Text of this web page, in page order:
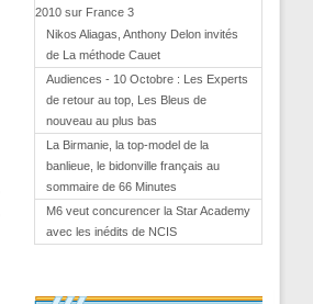
2010 sur France 3
Nikos Aliagas, Anthony Delon invités
de La méthode Cauet
Audiences - 10 Octobre : Les Experts
de retour au top, Les Bleus de
nouveau au plus bas
La Birmanie, la top-model de la
banlieue, le bidonville français au
sommaire de 66 Minutes
M6 veut concurencer la Star Academy
avec les inédits de NCIS